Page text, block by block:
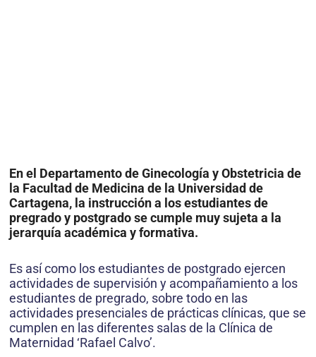
En el Departamento de Ginecología y Obstetricia de
la Facultad de Medicina de la Universidad de
Cartagena, la instrucción a los estudiantes de
pregrado y postgrado se cumple muy sujeta a la
jerarquía académica y formativa.
Es así como los estudiantes de postgrado ejercen
actividades de supervisión y acompañamiento a los
estudiantes de pregrado, sobre todo en las
actividades presenciales de prácticas clínicas, que se
cumplen en las diferentes salas de la Clínica de
Maternidad ‘Rafael Calvo’.